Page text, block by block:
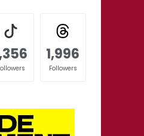
1,996
Followers